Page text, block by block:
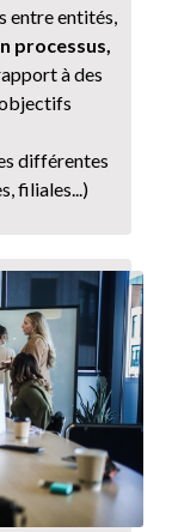
entre entités,
processus,
à des
différentes
filiales...)